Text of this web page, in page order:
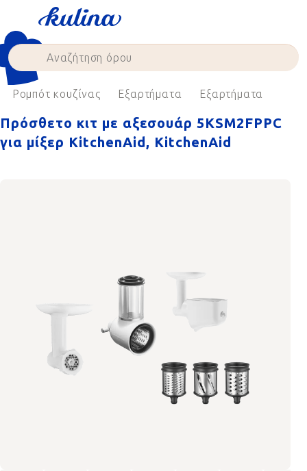
content
Ρομπότ κουζίνας Εξαρτήματα Εξαρτήματα
Πρόσθετο κιτ με αξεσουάρ 5KSM2FPPC
για μίξερ KitchenAid, KitchenAid